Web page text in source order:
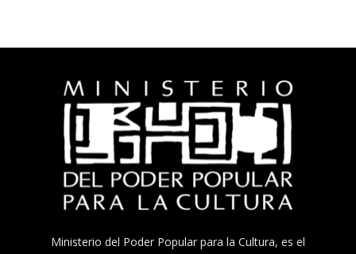
Ministerio del Poder Popular para la Cultura, es el